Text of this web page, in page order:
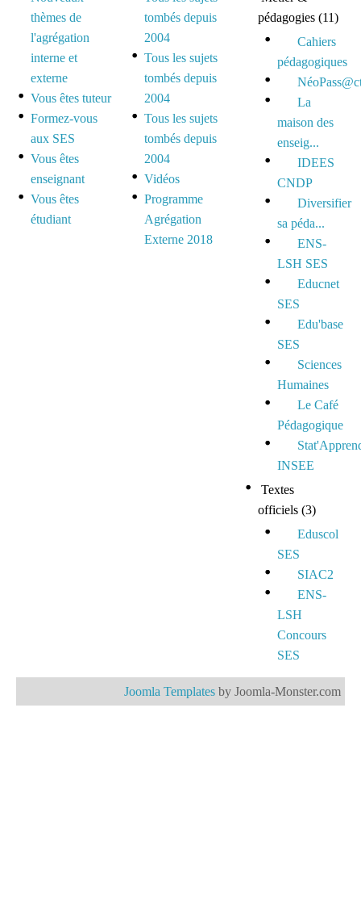
thèmes de
l'agrégation
interne et
externe
Vous êtes tuteur
Formez-vous
aux SES
Vous êtes
enseignant
Vous êtes
étudiant
tombés depuis
2004
Tous les sujets
tombés depuis
2004
Tous les sujets
tombés depuis
2004
Vidéos
Programme
Agrégation
Externe 2018
pédagogies (11)
Cahiers
pédagogiques
La
maison des
enseig...
IDEES
CNDP
Diversifier
sa péda...
ENS-
LSH SES
Educnet
SES
Edu'base
SES
Sciences
Humaines
Le Café
Pédagogique
INSEE
Textes
officiels (3)
Eduscol
SES
SIAC2
ENS-
LSH
Concours
SES
Joomla Templates by Joomla-Monster.com